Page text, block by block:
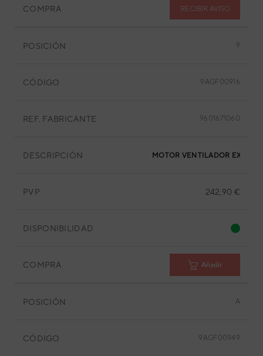
COMPRA RECIBIR AVISO
POSICIÓN 9
CÓDIGO 9AGF00916
REF. FABRICANTE 9601671060
DESCRIPCIÓN MOTOR VENTILADOR
PVP 242,90 €
DISPONIBILIDAD
COMPRA Añadir
POSICIÓN A
CÓDIGO 9AGF00949